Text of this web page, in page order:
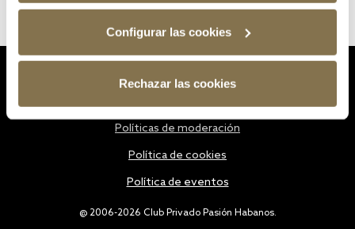
Configurar las cookies
Rechazar las cookies
@ 2006-2026 Club Privado Pasión Habanos.
Políticas de moderación
Política de cookies
Política de eventos